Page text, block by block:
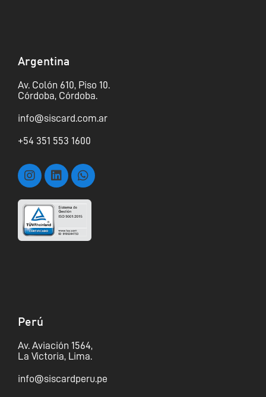
Argentina
Av. Colón 610, Piso 10.
Córdoba, Córdoba.
info@siscard.com.ar
+54 351 553 1600
Perú
Av. Aviación 1564,
La Victoria, Lima.
info@siscardperu.pe